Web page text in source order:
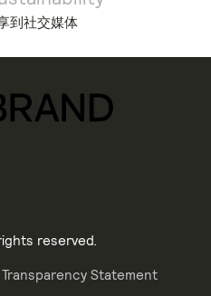
到社交媒体
reserved.
Statement